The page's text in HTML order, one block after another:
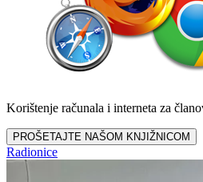
Korištenje računala i interneta za
PROŠETAJTE NAŠOM KNJIŽNICOM
Radionice